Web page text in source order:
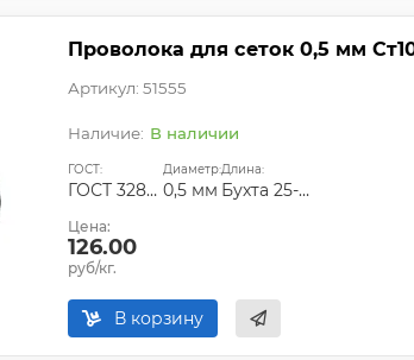
Проволока для сеток 0,5 мм
Артикул: 51555
В наличии
ГОСТ:
ГОСТ 3282-74
Диаметр:
0,5 мм
Длина:
Бухта 25-50 кг
Цена:
126.00
руб/кг.
В корзину